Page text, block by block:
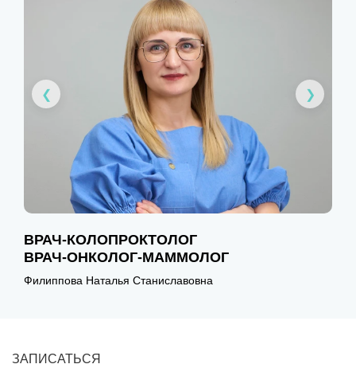
ВРАЧ-КОЛОПРОКТОЛОГ
ВРАЧ-ОНКОЛОГ-МАММОЛОГ
Филиппова Наталья Станиславовна
ЗАПИСАТЬСЯ